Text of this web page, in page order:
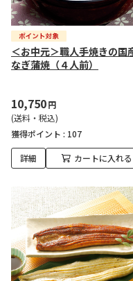
＜お中元＞職人手焼きの国
なぎ蒲焼（４人前）
10,750円
(送料・税込)
獲得ポイント : 107
詳細 カートに入れる